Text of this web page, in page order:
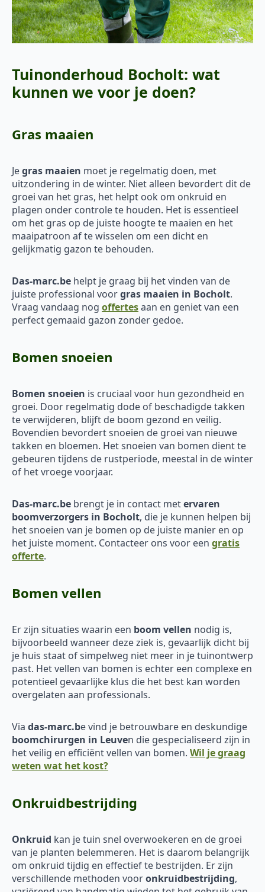
Tuinonderhoud Bocholt: wat
kunnen we voor je doen?
Gras maaien
Jegras maaien moet je regelmatig doen, met
uitzondering in de winter. Niet alleen bevordert dit de
groei van het gras, het helpt ook om onkruid en
plagen onder controle te houden. Het is essentieel
om het gras op de juiste hoogte te maaien en het
maaipatroon af te wisselen om een dicht en
gelijkmatig gazon te behouden.
Das-marc.be helpt je graag bij het vinden van de
juiste professional voorgras maaien in Bocholt.
Vraag vandaag nog offertesaan en geniet van een
perfect gemaaid gazon zonder gedoe.
Bomen snoeien
Bomen snoeien is cruciaal voor hun gezondheid en
groei. Door regelmatig dode of beschadigde takken
te verwijderen, blijft de boom gezond en veilig.
Bovendien bevordert snoeien de groei van nieuwe
takken en bloemen. Het snoeien van bomen dient te
gebeuren tijdens de rustperiode, meestal in de winter
of het vroege voorjaar.
Das-marc.be brengt je in contact metervaren
boomverzorgers in Bocholt, die je kunnen helpen bij
het snoeien van je bomen op de juiste manier en op
het juiste moment. Contacteer ons voor een gratis
offerte.
Bomen vellen
Er zijn situaties waarin een boom vellen nodig is,
bijvoorbeeld wanneer deze ziek is, gevaarlijk dicht bij
je huis staat of simpelweg niet meer in je tuinontwerp
past. Het vellen van bomen is echter een complexe en
potentieel gevaarlijke klus die het best kan worden
overgelaten aan professionals.
Via das-marc.be vind je betrouwbare en deskundige
boomchirurgen in Leuven die gespecialiseerd zijn in
het veilig en efficiënt vellen van bomen. Wil je graag
weten wat het kost?
Onkruidbestrijding
Onkruid kan je tuin snel overwoekeren en de groei
van je planten belemmeren. Het is daarom belangrijk
om onkruid tijdig en effectief te bestrijden. Er zijn
verschillende methoden vooronkruidbestrijding,